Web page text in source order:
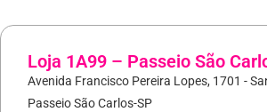
Loja 1A99 – Passeio São
Avenida Francisco Pereira Lopes, 1701 -
Passeio São Carlos-SP